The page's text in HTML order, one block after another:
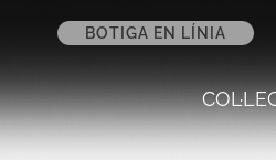
BOTIGA EN LÍNIA